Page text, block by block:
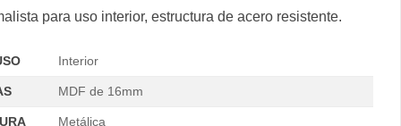
para uso interior, estructura de acero resistente.
Interior
MDF de 16mm
Metálica